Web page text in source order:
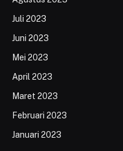
Juli 2023
Juni 2023
Mei 2023
April 2023
Maret 2023
Februari 2023
Januari 2023